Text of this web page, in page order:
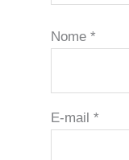
Nome *
E-mail *